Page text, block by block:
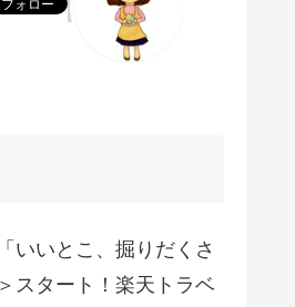
いいとこ、掘りだくさ
スタート！楽天トラベ